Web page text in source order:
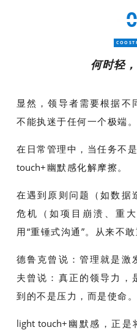
何时轻
显然，领导者需要根据不
不能执迷于任何一个极端。
在日常管理中，当任务不
touch+幽默感化解摩擦。
在遇到原则问题（如数据
危机（如项目崩溃、重
用“重锤式沟通”。从来不
德鲁克曾说：管理就是激
夫曾说：真正的领导力，
到的不是压力，而是使命。
light touch+幽默感，正是